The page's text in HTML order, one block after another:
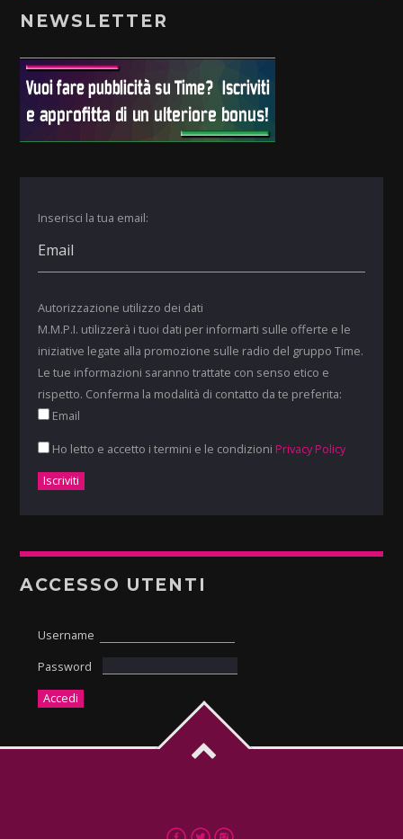
NEWSLETTER
Inserisci la tua email:
Autorizzazione utilizzo dei dati
M.M.P.I. utilizzerà i tuoi dati per informarti sulle offerte e le
iniziative legate alla promozione sulle radio del gruppo Time.
Le tue informazioni saranno trattate con senso etico e
rispetto. Conferma la modalità di contatto da te preferita:
Email
Ho letto e accetto i termini e le condizioni Privacy Policy
ACCESSO UTENTI
Username
Password